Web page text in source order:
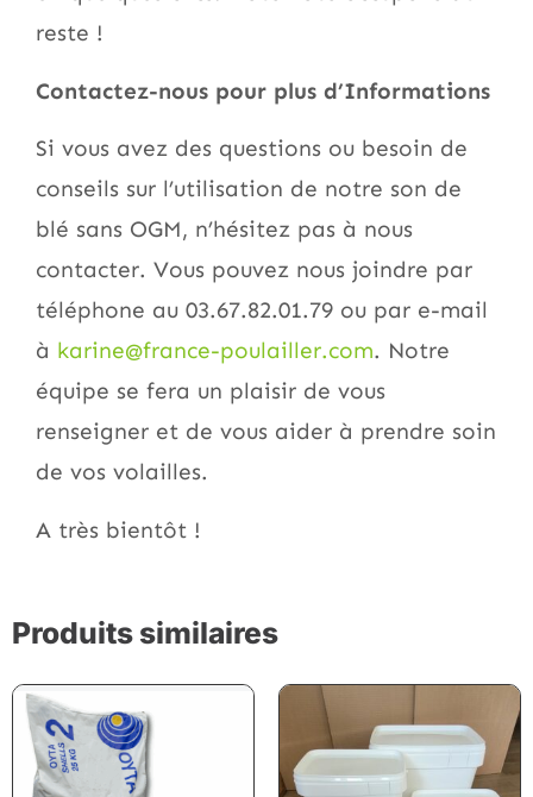
reste !
Contactez-nous pour plus d’Informations
Si vous avez des questions ou besoin de
conseils sur l’utilisation de notre son de
blé sans OGM, n’hésitez pas à nous
contacter. Vous pouvez nous joindre par
téléphone au 03.67.82.01.79 ou par e-mail
à karine@france-poulailler.com. Notre
équipe se fera un plaisir de vous
renseigner et de vous aider à prendre soin
de vos volailles.
A très bientôt !
Produits similaires